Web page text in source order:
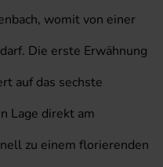
womit von einer
Die erste Erwähnung
auf das sechste
Lage direkt am
zu einem florierenden